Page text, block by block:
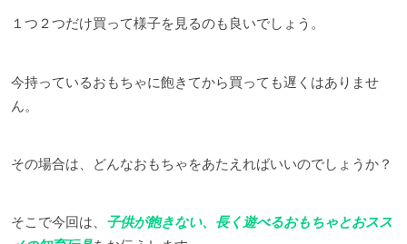
１つ２つだけ買って様子を見るのも良いでしょう。
今持っているおもちゃに飽きてから買っても遅くはありませ
ん。
その場合は、どんなおもちゃをあたえればいいのでしょうか？
そこで今回は、 子供が飽きない、長く遊べるおもちゃとおスス